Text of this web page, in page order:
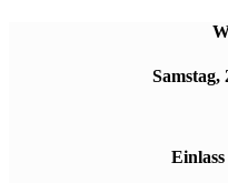
Samstag,